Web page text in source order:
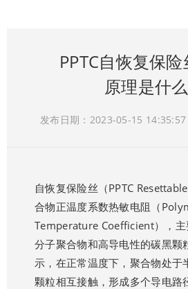
PPTC自恢复保
原理是什
发布日期：2023-05-15 14:35:57
自恢复保险丝（PPTC
合物正温度系数热敏电阻（
Temperature Coefficient），主
分子聚合物和高导电性的碳黑颗
示，在正常温度下，聚合物处于
颗粒相互接触，形成多个导电路